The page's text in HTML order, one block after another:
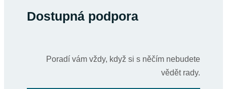
Dostupná podpora
Poradí vám vždy, když si s něčím nebudete
vědět rady.